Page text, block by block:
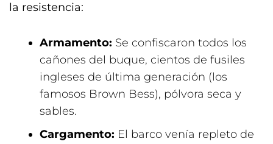
la resistencia:
Armamento: Se confiscaron todos los
cañones del buque, cientos de fusiles
ingleses de última generación (los
famosos Brown Bess), pólvora seca y
sables.
Cargamento: El barco venía repleto de